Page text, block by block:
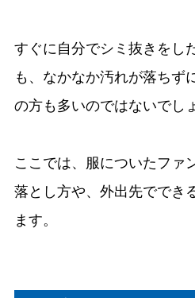
すぐに自分でシミ抜きをし
も、なかなか汚れが落ちず
の方も多いのではないでし
ここでは、服についたファ
落とし方や、外出先ででき
ます。